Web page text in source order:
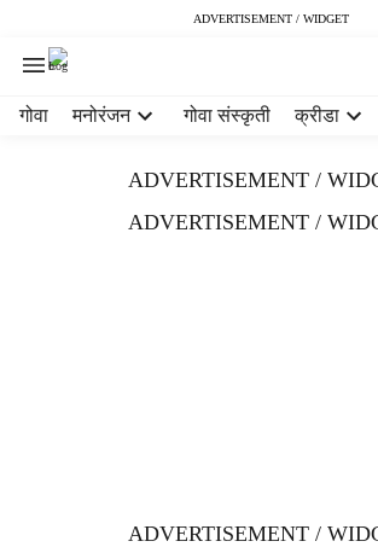
ADVERTISEMENT / WIDGET
गोवा मनोरंजन गोवा संस्कृती क्रीडा
ADVERTISEMENT /
ADVERTISEMENT /
ADVERTISEMENT /